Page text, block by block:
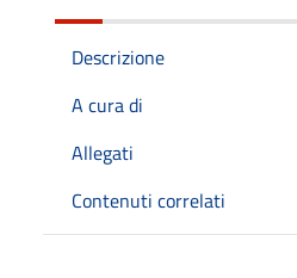
Descrizione
A cura di
Allegati
Contenuti correlati